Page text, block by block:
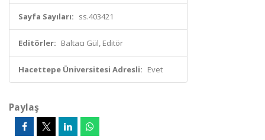
Sayfa Sayıları: ss.403421
Editörler: Baltacı Gül, Editör
Hacettepe Üniversitesi Adresli: Evet
Paylaş